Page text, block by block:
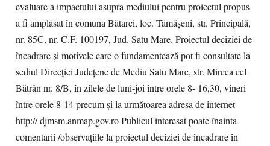
evaluare a impactului asupra mediului pentru proiectul propus
a fi amplasat în comuna Bătarci, loc. Tămăşeni, str. Principală,
nr. 85C, nr. C.F. 100197, Jud. Satu Mare. Proiectul deciziei de
încadrare și motivele care o fundamentează pot fi consultate la
sediul Direcţiei Judeţene de Mediu Satu Mare, str. Mircea cel
Bătrân nr. 8/B, în zilele de luni-joi între orele 8- 16,30, vineri
între orele 8-14 precum şi la următoarea adresa de internet
http:// djmsm.anmap.gov.ro Publicul interesat poate înainta
comentarii /observațiile la proiectul deciziei de încadrare în